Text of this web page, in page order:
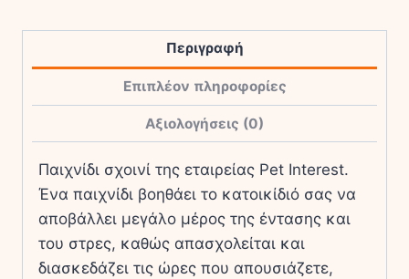
Πράσινο
Περιγραφή
Επιπλέον πληροφορίες
Αξιολογήσεις (0)
Παιχνίδι σχοινί της εταιρείας Pet Interest.
Ένα παιχνίδι βοηθάει το κατοικίδιό σας να
αποβάλλει μεγάλο μέρος της έντασης και
του στρες, καθώς απασχολείται και
διασκεδάζει τις ώρες που απουσιάζετε,